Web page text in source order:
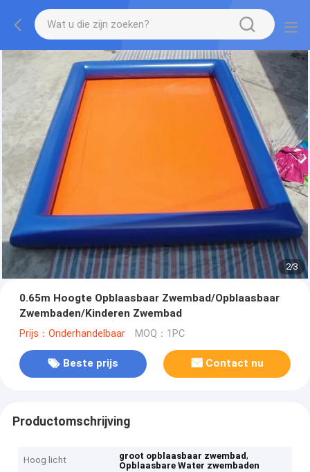
2/3
0.65m Hoogte Opblaasbaar Zwembad/Opblaasbaar
Zwembaden/Kinderen Zwembad
Prijs：Onderhandelbaar MOQ：1PC
Beste prijs Contact nu
Productomschrijving
Hoog licht groot opblaasbaar zwembad,
Opblaasbare Water zwembaden